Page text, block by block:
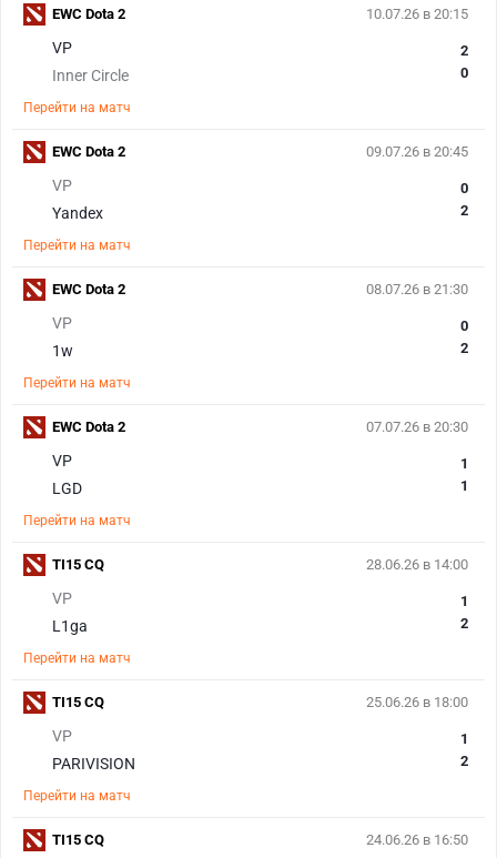
10.07.26 в 20:15
VP
Inner Circle
2
0
Перейти на матч
EWC Dota 2
09.07.26 в 20:45
VP
Yandex
0
2
Перейти на матч
EWC Dota 2
08.07.26 в 21:30
VP
1w
0
2
Перейти на матч
EWC Dota 2
07.07.26 в 20:30
VP
LGD
1
1
Перейти на матч
EWC Dota 2
28.06.26 в 14:00
VP
L1ga
1
2
Перейти на матч
TI15 CQ
25.06.26 в 18:00
VP
PARIVISION
1
2
Перейти на матч
TI15 CQ
24.06.26 в 16:50
TI15 CQ